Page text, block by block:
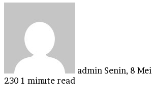
admin Senin, 8
230 1 minute read